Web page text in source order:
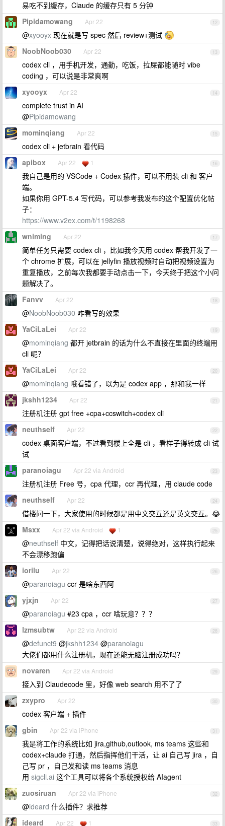
易吃不到缓存，Claude 的缓存只有 5 分钟
12
Pipidamowang Apr 22
@xyooyx 现在就是写 spec 然后 review+测试
13
NoobNoob030 Apr 22
codex cli ，用手机开发，通勤，吃饭，拉屎都能随时 vibe
coding ，可以说是非常爽啊
14
xyooyx Apr 22
complete trust in AI
@Pipidamowang
15
mominqiang Apr 22
codex cli + jetbrain 看代码
16
apibox Apr 22 1
我自己是用的 VSCode + Codex 插件，可以不用装 cli 和 客户
端。
如果你用 GPT-5.4 写代码，可以参考我发布的这个配置优化帖
子：
https://www.v2ex.com/t/1198268
17
wniming Apr 22
简单任务只需要 codex cli ，比如我今天用 codex 帮我开发了一
个 chrome 扩展，可以在 jellyfin 播放视频时自动把视频设置为
重复播放，之前每次我都要手动点击一下，今天终于把这个小问
题解决了。
18
Fanvv Apr 22
@NoobNoob030 咋看写的效果
19
YaCiLaLei Apr 22
@mominqiang 都开 jetbrain 的话为什么不直接在里面的终端用
cli 呢？
20
YaCiLaLei Apr 22
@mominqiang 哦看错了，以为是 codex app ，那和我一样
21
jkshh1234 Apr 22
注册机注册 gpt free +cpa+ccswitch+codex cli
22
neuthself Apr 22
codex 桌面客户端，不过看到楼上全是 cli ，看样子得转成 cli 试
试
23
paranoiagu Apr 22 via Android
注册机注册 Free 号，cpa 代理，ccr 再代理，用 claude code
24
neuthself Apr 22
借楼问一下，大家使用的时候都是用中文交互还是英文交互。😂
25
Msxx Apr 22 via Android 1
@neuthself 中文，记得把话说清楚，说得绝对，这样执行起来
不会漂移跑偏
26
iorilu Apr 22
@paranoiagu ccr 是啥东西阿
27
yjxjn Apr 22
@paranoiagu #23 cpa ，ccr 啥玩意？？？
28
lzmsubtw Apr 22 via Android
@defunct9 @jkshh1234 @paranoiagu
大佬们都用什么注册机，现在还能无脑注册成功吗？
29
novaren Apr 22 via Android
接入到 Claudecode 里，好像 web search 用不了了
30
zxypro Apr 22
codex 客户端 + 插件
31
gbin Apr 22 via iPhone
我是将工作的系统比如 jira,github,outlook, ms teams 这些和
codex+claude 打通，然后指挥他们干活，让 ai 自己写 jira ，自
己写 pr ，自己发和读 ms teams 消息
用 sigcli.ai 这个工具可以将各个系统授权给 AIagent
32
zuosiruan Apr 22 via iPhone
@ideard 什么插件？求推荐
33
ideard Apr 22 1